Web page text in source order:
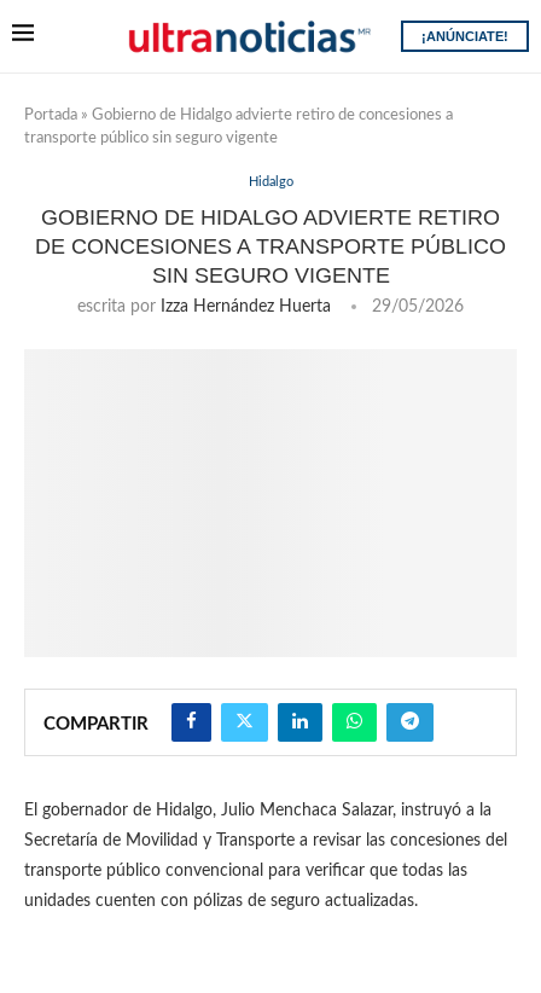
¡ANÚNCIATE!
Portada » Gobierno de Hidalgo advierte retiro de concesiones a
transporte público sin seguro vigente
Hidalgo
GOBIERNO DE HIDALGO ADVIERTE RETIRO
DE CONCESIONES A TRANSPORTE PÚBLICO
SIN SEGURO VIGENTE
escrita por Izza Hernández Huerta 29/05/2026
COMPARTIR
El gobernador de Hidalgo, Julio Menchaca Salazar, instruyó a la
Secretaría de Movilidad y Transporte a revisar las concesiones del
transporte público convencional para verificar que todas las
unidades cuenten con pólizas de seguro actualizadas.